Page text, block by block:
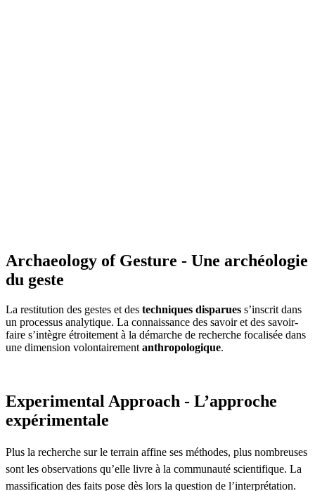
Archaeology of Gesture - Une archéologie
du geste
La restitution des gestes et des techniques disparues s’inscrit dans
un processus analytique. La connaissance des savoir et des savoir-
faire s’intègre étroitement à la démarche de recherche focalisée dans
une dimension volontairement anthropologique.
Experimental Approach - L’approche
expérimentale
Plus la recherche sur le terrain affine ses méthodes, plus nombreuses
sont les observations qu’elle livre à la communauté scientifique. La
massification des faits pose dès lors la question de l’interprétation.